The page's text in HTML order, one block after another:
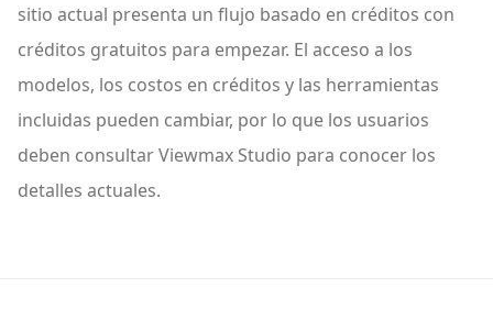
sitio actual presenta un flujo basado en créditos con
créditos gratuitos para empezar. El acceso a los
modelos, los costos en créditos y las herramientas
incluidas pueden cambiar, por lo que los usuarios
deben consultar Viewmax Studio para conocer los
detalles actuales.